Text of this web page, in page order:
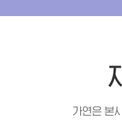
가연은 본